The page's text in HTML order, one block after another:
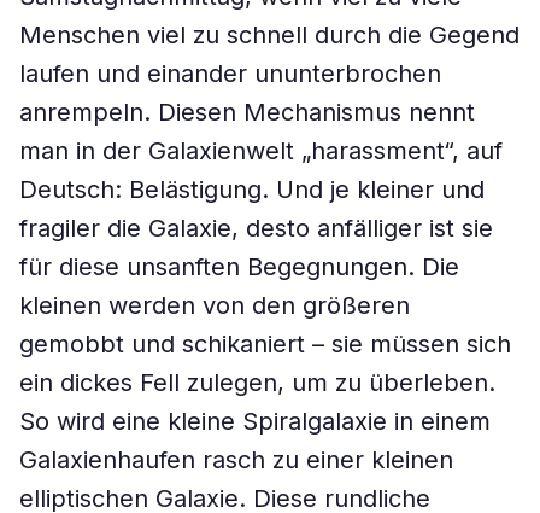
Menschen viel zu schnell durch die Gegend
laufen und einander ununterbrochen
anrempeln. Diesen Mechanismus nennt
man in der Galaxienwelt „harassment“, auf
Deutsch: Belästigung. Und je kleiner und
fragiler die Galaxie, desto anfälliger ist sie
für diese unsanften Begegnungen. Die
kleinen werden von den größeren
gemobbt und schikaniert – sie müssen sich
ein dickes Fell zulegen, um zu überleben.
So wird eine kleine Spiralgalaxie in einem
Galaxienhaufen rasch zu einer kleinen
elliptischen Galaxie. Diese rundliche